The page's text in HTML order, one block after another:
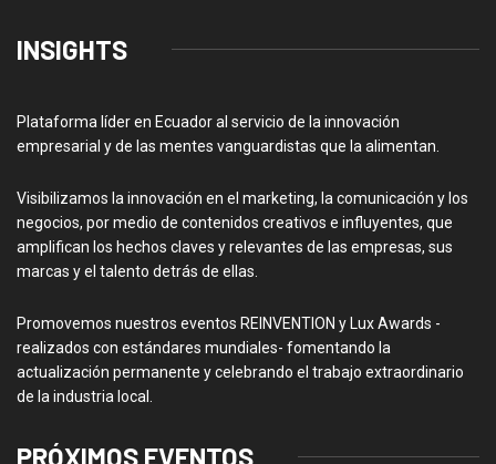
INSIGHTS
Plataforma líder en Ecuador al servicio de la innovación
empresarial y de las mentes vanguardistas que la alimentan.
Visibilizamos la innovación en el marketing, la comunicación y los
negocios, por medio de contenidos creativos e influyentes, que
amplifican los hechos claves y relevantes de las empresas, sus
marcas y el talento detrás de ellas.
Promovemos nuestros eventos REINVENTION y Lux Awards -
realizados con estándares mundiales- fomentando la
actualización permanente y celebrando el trabajo extraordinario
de la industria local.
PRÓXIMOS EVENTOS